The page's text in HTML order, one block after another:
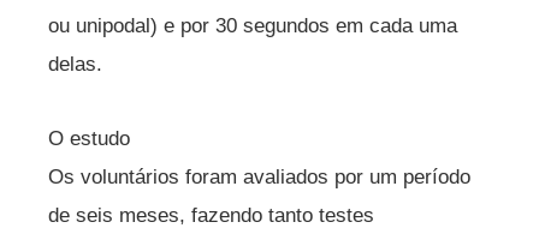
ou unipodal) e por 30 segundos em cada uma
delas.
O estudo
Os voluntários foram avaliados por um período
de seis meses, fazendo tanto testes